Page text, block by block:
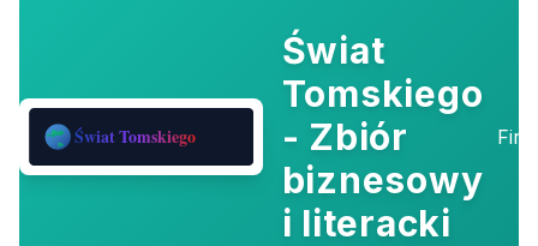
Świat
Tomskiego
- Zbiór
biznesowy
i literacki